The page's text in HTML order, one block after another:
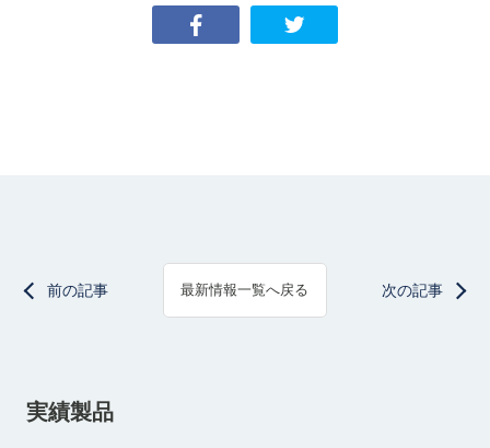
前の記事 最新情報一覧へ戻る 次の記事
実績製品